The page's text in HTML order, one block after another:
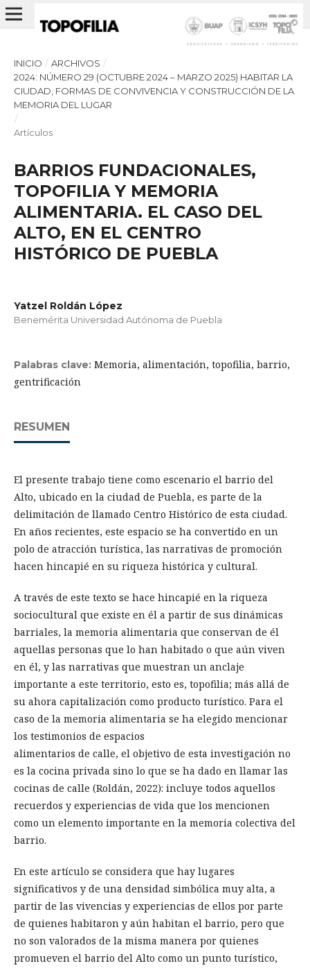
INICIO / ARCHIVOS /
2024: NÚMERO 29 (OCTUBRE 2024 – MARZO 2025) HABITAR LA
CIUDAD, FORMAS DE CONVIVENCIA Y CONSTRUCCIÓN DE LA
MEMORIA DEL LUGAR
/
Artículos
BARRIOS FUNDACIONALES,
TOPOFILIA Y MEMORIA
ALIMENTARIA. EL CASO DEL
ALTO, EN EL CENTRO
HISTÓRICO DE PUEBLA
Yatzel Roldán López
Benemérita Universidad Autónoma de Puebla
Palabras clave: Memoria, alimentación, topofilia, barrio,
gentrificación
RESUMEN
El presente trabajo tiene como escenario el barrio del
Alto, ubicado en la ciudad de Puebla, es parte de la
delimitación de llamado Centro Histórico de esta ciudad.
En años recientes, este espacio se ha convertido en un
polo de atracción turística, las narrativas de promoción
hacen hincapié en su riqueza histórica y cultural.
A través de este texto se hace hincapié en la riqueza
sociocultural que existe en él a partir de sus dinámicas
barriales, la memoria alimentaria que conservan de él
aquellas personas que lo han habitado o que aún viven
en él, y las narrativas que muestran un anclaje
importante a este territorio, esto es, topofilia; más allá de
su ahora capitalización como producto turístico. Para el
caso de la memoria alimentaria se ha elegido mencionar
los testimonios de espacios
alimentarios de calle, el objetivo de esta investigación no
es la cocina privada sino lo que se ha dado en llamar las
cocinas de calle (Roldán, 2022): incluye todos aquellos
recuerdos y experiencias de vida que los mencionen
como un elemento importante en la memoria colectiva del
barrio.
En este artículo se considera que hay lugares
significativos y de una densidad simbólica muy alta, a
partir de las vivencias y experiencias de ellos por parte
de quienes habitaron y aún habitan el barrio, pero que
no son valorados de la misma manera por quienes
promueven el barrio del Alto como un punto turístico,